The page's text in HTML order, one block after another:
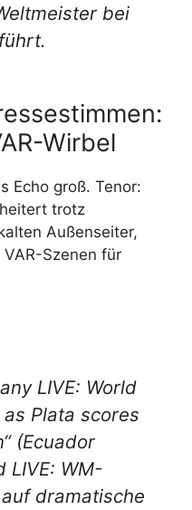
bei
Wirbel
Echo groß. Tenor:
trotz
Außenseiter,
Szenen für
LIVE: World
Plata scores
(Ecuador
LIVE: WM-
dramatische